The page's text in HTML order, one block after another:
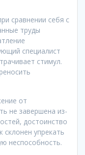
сравнении себя с
труды
специалист
стимул.
от
не завершена из-
достоинство
упрекать
неспособность.